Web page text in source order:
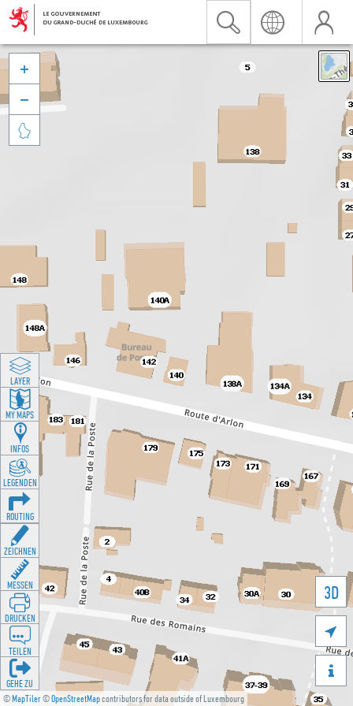
©MapTiler©OpenStreetMapcontributors for data outside of Luxembourg
3D





LAYER
MY MAPS
INFOS
LEGENDEN
ROUTING
ZEICHNEN
MESSEN
DRUCKEN
TEILEN
GEHE ZU